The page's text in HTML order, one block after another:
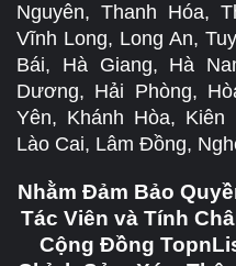
Nguyên, Thanh Hóa,
Vĩnh Long, Long An,
Bái, Hà Giang, Hà
Dương, Hải Phòng,
Yên, Khánh Hòa,
Lào Cai, Lâm Đồng,
Nhằm Đảm Bảo
Tác Viên và Tính
Cộng Đồng